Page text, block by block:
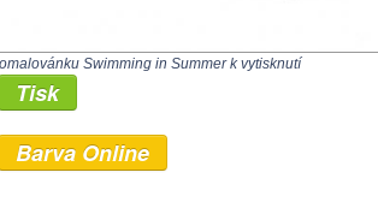
Swimming in Summer k vytisknutí
Tisk
Barva Online